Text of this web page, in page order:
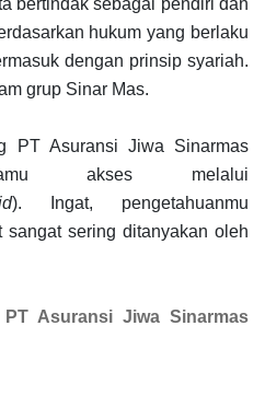
hukum yang berlaku
dengan prinsip syariah.
grup Sinar Mas.
PT Asuransi Jiwa Sinarmas
akses melalui
). Ingat, pengetahuanmu
sangat sering ditanyakan oleh
PT Asuransi Jiwa Sinarmas